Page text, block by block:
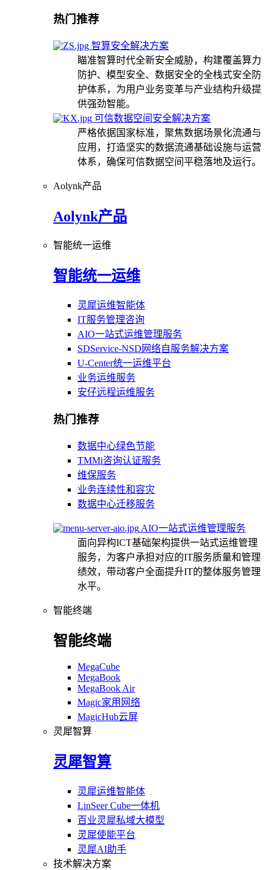
热门推荐
智算安全解决方案
瞄准智算时代全新安全威胁，构建覆盖算力
防护、模型安全、数据安全的全栈式安全防
护体系，为用户业务变革与产业结构升级提
供强劲智能。
可信数据空间安全解决方案
严格依据国家标准，聚焦数据场景化流通与
应用，打造坚实的数据流通基础设施与运营
体系，确保可信数据空间平稳落地及运行。
Aolynk产品
Aolynk产品
智能统一运维
智能统一运维
灵犀运维智能体
IT服务管理咨询
AIO一站式运维管理服务
SDService-NSD网络自服务解决方案
U-Center统一运维平台
业务运维服务
安仔远程运维服务
热门推荐
数据中心绿色节能
TMMi咨询认证服务
维保服务
业务连续性和容灾
数据中心迁移服务
AIO一站式运维管理服务
面向异构ICT基础架构提供一站式运维管理
服务，为客户承担对应的IT服务质量和管理
绩效，带动客户全面提升IT的整体服务管理
水平。
智能终端
智能终端
MegaCube
MegaBook
MegaBook Air
Magic家用网络
MagicHub云屏
灵犀智算
灵犀智算
灵犀运维智能体
LinSeer Cube一体机
百业灵犀私域大模型
灵犀使能平台
灵犀AI助手
技术解决方案